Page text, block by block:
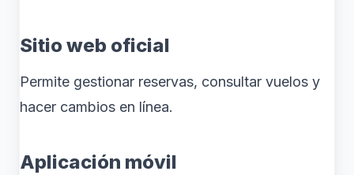
Sitio web oficial
Permite gestionar reservas, consultar vuelos y
hacer cambios en línea.
Aplicación móvil